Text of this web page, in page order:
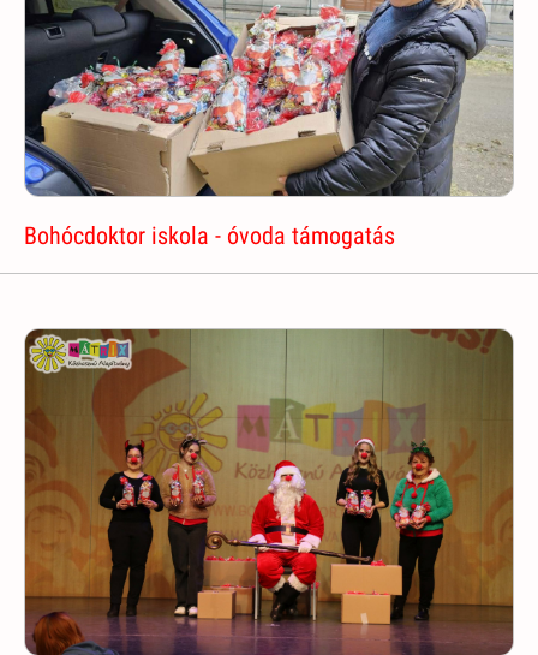
Bohócdoktor iskola - óvoda támogatás